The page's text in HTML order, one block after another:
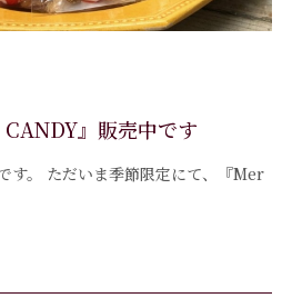
』販売中です
。 ただいま季節限定にて、『Mer